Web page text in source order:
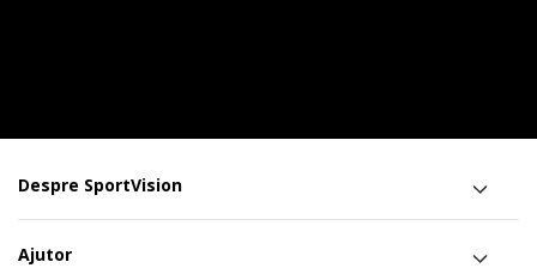
Despre SportVision
Ajutor